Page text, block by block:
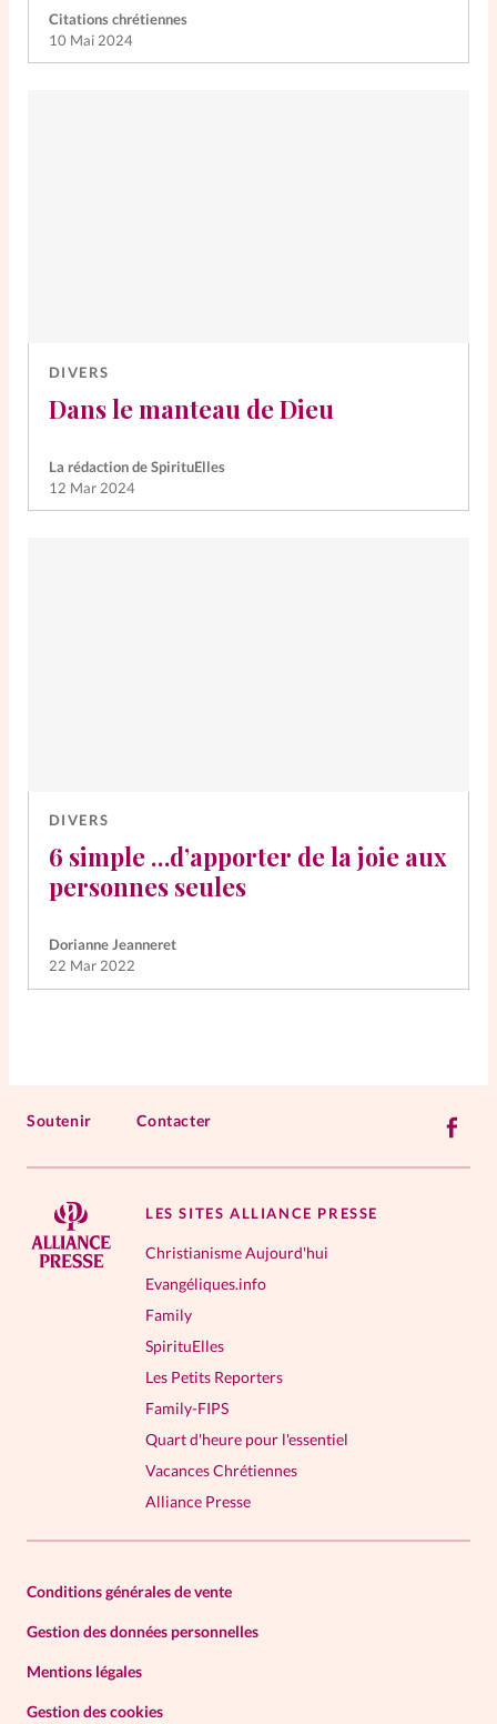
Citations chrétiennes
10 Mai 2024
DIVERS
Dans le manteau de Dieu
La rédaction de SpirituElles
12 Mar 2024
DIVERS
6 simple …d’apporter de la joie aux
personnes seules
Dorianne Jeanneret
22 Mar 2022
Soutenir Contacter
LES SITES ALLIANCE PRESSE
Christianisme Aujourd'hui
Evangéliques.info
Family
SpirituElles
Les Petits Reporters
Family-FIPS
Quart d'heure pour l'essentiel
Vacances Chrétiennes
Alliance Presse
Conditions générales de vente
Gestion des données personnelles
Mentions légales
Gestion des cookies